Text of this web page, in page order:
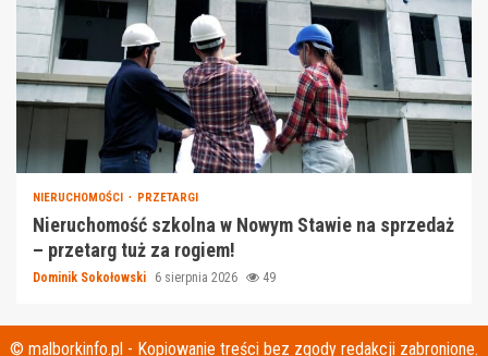
NIERUCHOMOŚCI PRZETARGI
Nieruchomość szkolna w Nowym Stawie na sprzedaż
– przetarg tuż za rogiem!
Dominik Sokołowski 6 sierpnia 2026 49
© malborkinfo.pl - Kopiowanie treści bez zgody redakcji zabronione.